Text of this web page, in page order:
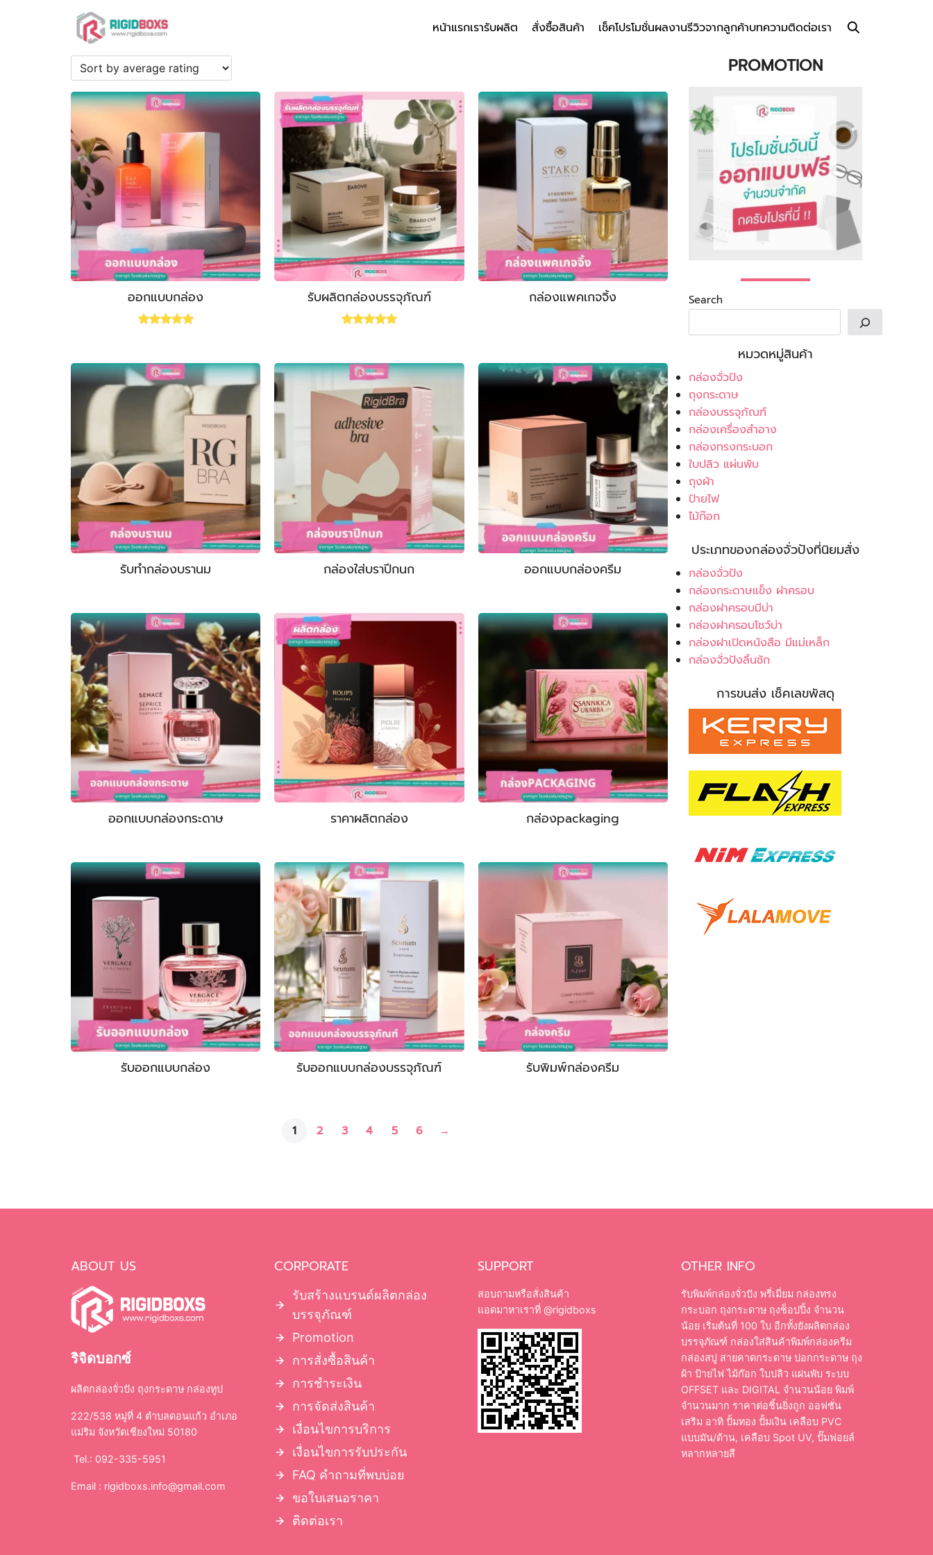
หน้าแรกเรารับผลิต สั่งซื้อสินค้า เช็คโปรโมชั่นผลงานรีวิวจากลูกค้าบทความติดต่อเรา
PROMOTION
Search
หมวดหมู่สินค้า
กล่องจั่วปัง
ถุงกระดาษ
กล่องบรรจุภัณฑ์
กล่องเครื่องสำอาง
กล่องทรงกระบอก
ใบปลิว แผ่นพับ
ถุงผ้า
ป้ายไฟ
ไม้ก๊อก
ประเภทของกล่องจั่วปังที่นิยมสั่ง
กล่องจั่วปัง
กล่องกระดาษแข็ง ฝาครอบ
กล่องฝาครอบมีบ่า
กล่องฝาครอบโชว์บ่า
กล่องฝาเปิดหนังสือ มีแม่เหล็ก
กล่องจั่วปังลิ้นชัก
การขนส่ง เช็คเลขพัสดุ
ออกแบบกล่อง
Rated5.00
รับผลิตกล่องบรรจุภัณฑ์
Rated5.00
กล่องแพคเกจจิ้ง
รับทำกล่องบรานม กล่องใส่บราปีกนก ออกแบบกล่องครีม
ออกแบบกล่องกระดาษ ราคาผลิตกล่อง กล่องpackaging
รับออกแบบกล่อง รับออกแบบกล่องบรรจุภัณฑ์ รับพิมพ์กล่องครีม
1 2 3 4 5 6 →
ABOUT US
ริจิดบอกซ์
ผลิตกล่องจั่วปัง ถุงกระดาษ กล่องทูป
222/538 หมู่ที่ 4 ตำบลดอนแก้ว อำเภอ
แม่ริม จังหวัดเชียงใหม่ 50180
Tel.: 092-335-5951
Email : rigidboxs.info@gmail.com
CORPORATE
รับสร้างแบรนด์ผลิตกล่อง
บรรจุภัณฑ์
Promotion
การสั่งซื้อสินค้า
การชำระเงิน
การจัดส่งสินค้า
เงื่อนไขการบริการ
เงื่อนไขการรับประกัน
FAQ คำถามที่พบบ่อย
ขอใบเสนอราคา
ติดต่อเรา
SUPPORT
สอบถามหรือสั่งสินค้า
แอดมาหาเราที่ @rigidboxs
OTHER INFO
รับพิมพ์กล่องจั่วปัง พรี่เมี่ยม กล่องทรง
กระบอก ถุงกระดาษ ถุงช็อปปิ้ง จำนวน
น้อย เริ่มต้นที่ 100 ใบ อีกทั้งยังผลิตกล่อง
บรรจุภัณฑ์ กล่องใส่สินค้าพิมพ์กล่องครีม
กล่องสบู่ สายคาดกระดาษ ปอกกระดาษ ถุง
ผ้า ป้ายไฟ ไม้ก๊อก ใบปลิว แผ่นพับ ระบบ
OFFSET และ DIGITAL จำนวนน้อย พิมพ์
จำนวนมาก ราคาต่อชิ้นยิ่งถูก ออฟชั่น
เสริม อาทิ ปั้มทอง ปั้มเงิน เคลือบ PVC
แบบมัน/ด้าน, เคลือบ Spot UV, ปั๊มฟอยล์
หลากหลายสี